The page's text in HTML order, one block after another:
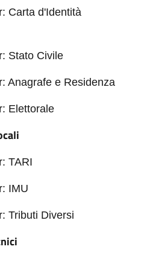
Carta d'Identità
Stato Civile
Anagrafe e Residenza
Elettorale
TARI
IMU
Tributi Diversi